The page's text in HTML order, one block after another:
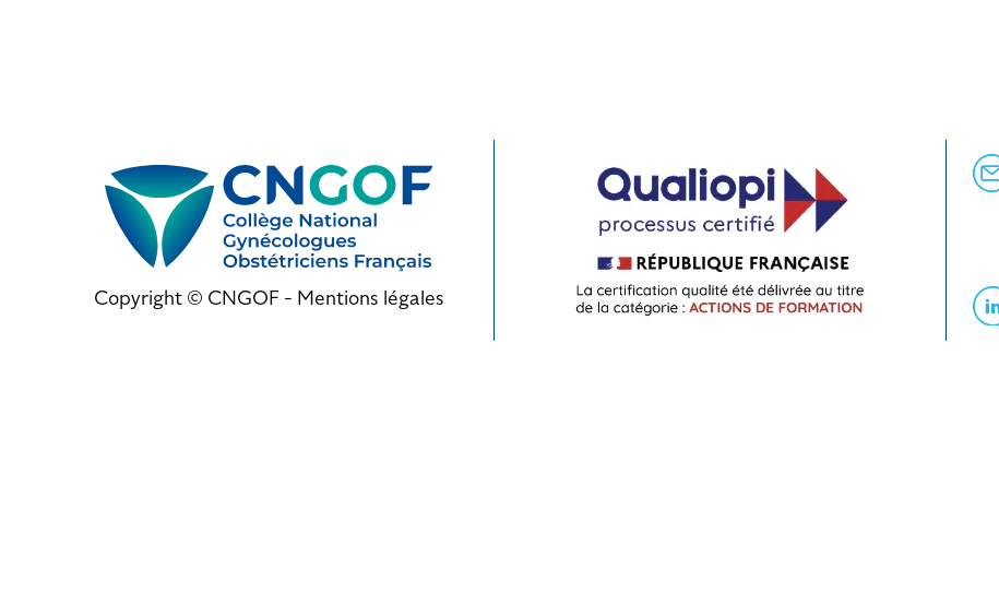
Copyright © CNGOF - Mentions légales